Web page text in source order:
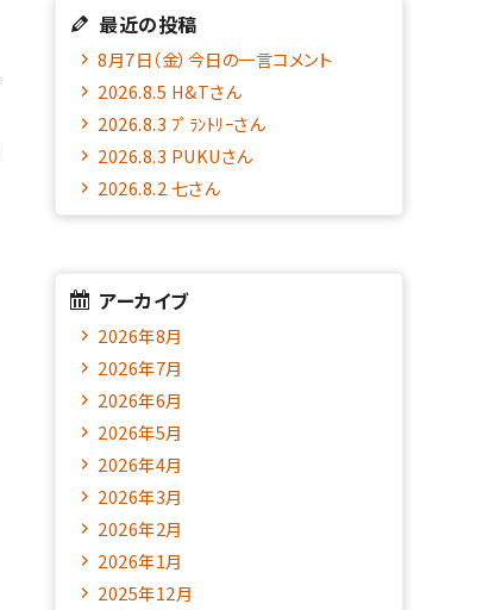
最近の投稿
8月7日（金）今日の一言コメント
2026.8.5 H&Tさん
2026.8.3 ﾌﾟﾗﾝﾄﾘｰさん
2026.8.3 PUKUさん
2026.8.2 七さん
アーカイブ
2026年8月
2026年7月
2026年6月
2026年5月
2026年4月
2026年3月
2026年2月
2026年1月
2025年12月